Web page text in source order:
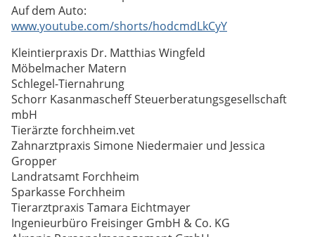
Auf dem Auto:
www.youtube.com/shorts/hodcmdLkCyY
Kleintierpraxis Dr. Matthias Wingfeld
Möbelmacher Matern
Schlegel-Tiernahrung
Schorr Kasanmascheff Steuerberatungsgesellschaft
mbH
Tierärzte forchheim.vet
Zahnarztpraxis Simone Niedermaier und Jessica
Gropper
Landratsamt Forchheim
Sparkasse Forchheim
Tierarztpraxis Tamara Eichtmayer
Ingenieurbüro Freisinger GmbH & Co. KG